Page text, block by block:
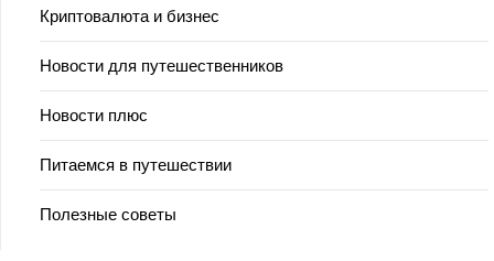
Криптовалюта и бизнес
Новости для путешественников
Новости плюс
Питаемся в путешествии
Полезные советы